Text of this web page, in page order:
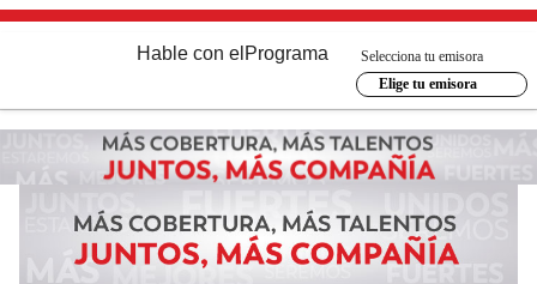
Hable con el Programa
Selecciona tu emisora
Elige tu emisora